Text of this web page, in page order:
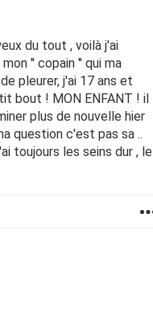
du tout , voilà j'ai
'' copain '' qui ma
pleurer, j'ai 17 ans et
bout ! MON ENFANT ! il
plus de nouvelle hier
question c'est pas sa ..
toujours les seins dur , le